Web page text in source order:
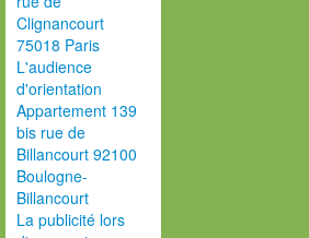
Clignancourt
75018 Paris
L'audience
d'orientation
Appartement 139
bis rue de
Billancourt 92100
Boulogne-
Billancourt
La publicité lors